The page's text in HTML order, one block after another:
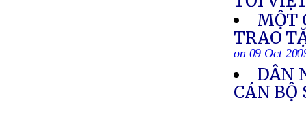
MỘT
TRAO
on 09 Oct
DÂN
CÁN BỘ